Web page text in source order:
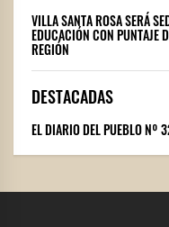
VILLA SANTA ROSA SERÁ
EDUCACIÓN CON PUNTAJE
REGIÓN
DESTACADAS
EL DIARIO DEL PUEBLO Nº